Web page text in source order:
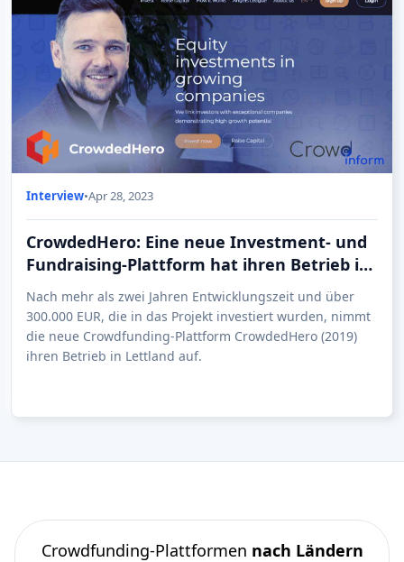
Interview•Apr 28, 2023
CrowdedHero: Eine neue Investment- und
Fundraising-Plattform hat ihren Betrieb in
Lettland aufgenommen
Nach mehr als zwei Jahren Entwicklungszeit und über
300.000 EUR, die in das Projekt investiert wurden, nimmt
die neue Crowdfunding-Plattform CrowdedHero (2019)
ihren Betrieb in Lettland auf.
Crowdfunding-Plattformen nach Ländern